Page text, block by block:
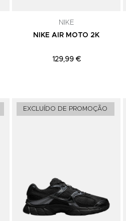
NIKE
NIKE AIR MOTO 2K
129,99 €
Adicionar aos Favoritos
EXCLUÍDO DE PROMOÇÃO